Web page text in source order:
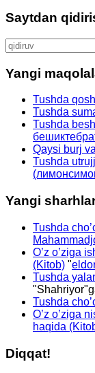
Saytdan
Qidirshish:
Yangi
Tushda
Tushda
Tushda
Qaysi burj
Tushda
Yangi
Tushda
O’z o’ziga
(Kitob) "
Tushda
"Shahriyor
Tushda
O’z o’ziga
haqida
Diqqat!